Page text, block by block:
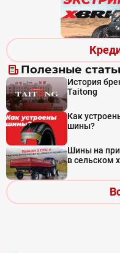
Полезные
История
Taitong
Как
шины?
Шины на
в сельском